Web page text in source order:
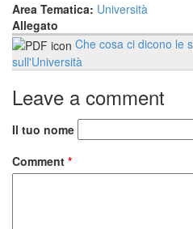
Area Tematica: Università
Allegato
Che cosa ci dicono le
sull'Università
Leave a comment
Il tuo nome
Comment *